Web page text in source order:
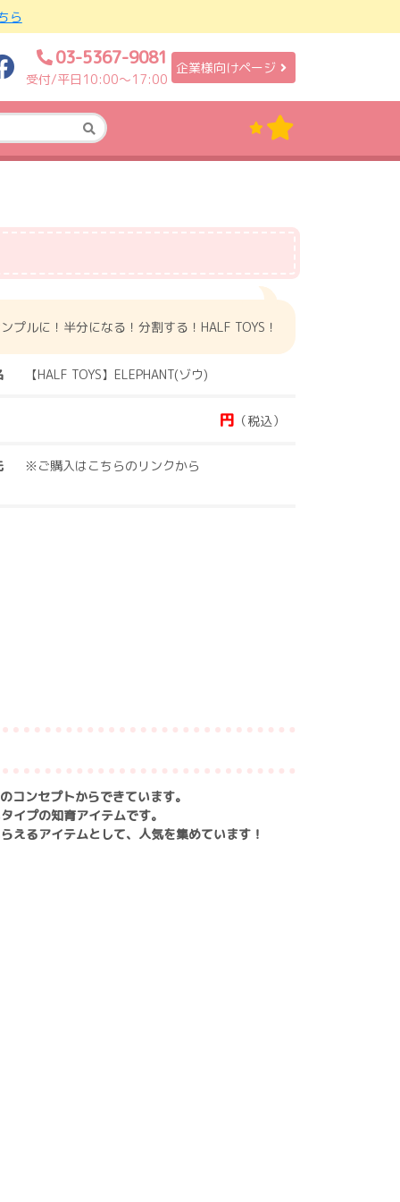
ら
03-5367-9081
受付/平日10:00〜17:00
企業様向けページ
プルに！半分になる！分割する！HALF TOYS！
【HALF TOYS】ELEPHANT(ゾウ)
円 （税込）
※ご購入はこちらのリンクから
コンセプトからできています。
イプの知育アイテムです。
えるアイテムとして、人気を集めています！